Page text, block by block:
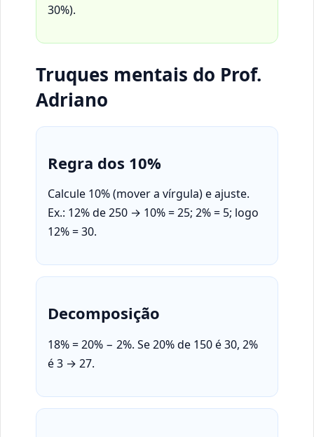
30%).
Truques mentais do Prof.
Adriano
Regra dos 10%
Calcule 10% (mover a vírgula) e ajuste.
Ex.: 12% de 250 → 10% = 25; 2% = 5; logo
12% = 30.
Decomposição
18% = 20% − 2%. Se 20% de 150 é 30, 2%
é 3 → 27.